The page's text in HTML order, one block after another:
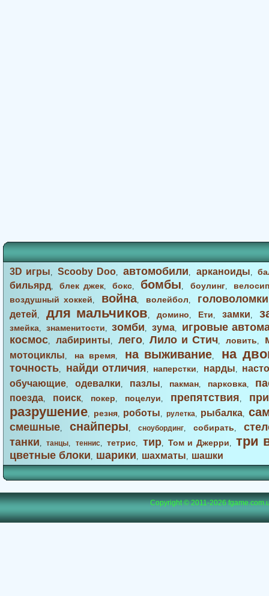
3D игры,Scooby Doo,автомобили, арканоиды,
бильярд,блек джек,бокс, бомбы, боулинг,
воздушный хоккей, война, волейбол, головоломки
детей, для мальчиков, домино, Ети, замки,
змейка, знаменитости,зомби, зума,
игровые
космос, лабиринты, лего,Лило и Стич,ловить,
мотоциклы, на время, на выживание, на
точность, найди отличия, наперстки, нарды,
обучающие, одевалки, пазлы, пакман, парковка,
поезда, поиск, покер, поцелуи, препятствия,
разрушение, резня, роботы, рулетка, рыбалка,
смешные, снайперы, сноубординг, собирать,
танки,танцы, теннис,тетрис, тир,Том и Джерри, три
цветные блоки, шарики, шахматы, шашки
Copyright © 2011-2026